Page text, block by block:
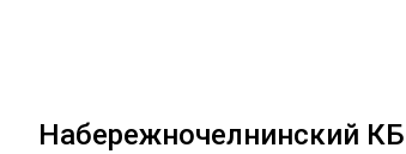
Набережночелнинский